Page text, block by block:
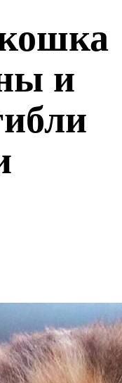
и